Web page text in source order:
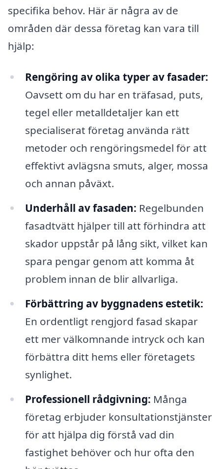
specifika behov. Här är några av de
områden där dessa företag kan vara till
hjälp:
Rengöring av olika typer av fasader:
Oavsett om du har en träfasad, puts,
tegel eller metalldetaljer kan ett
specialiserat företag använda rätt
metoder och rengöringsmedel för att
effektivt avlägsna smuts, alger, mossa
och annan påväxt.
Underhåll av fasaden: Regelbunden
fasadtvätt hjälper till att förhindra att
skador uppstår på lång sikt, vilket kan
spara pengar genom att komma åt
problem innan de blir allvarliga.
Förbättring av byggnadens estetik:
En ordentligt rengjord fasad skapar
ett mer välkomnande intryck och kan
förbättra ditt hems eller företagets
synlighet.
Professionell rådgivning: Många
företag erbjuder konsultationstjänster
för att hjälpa dig förstå vad din
fastighet behöver och hur ofta den